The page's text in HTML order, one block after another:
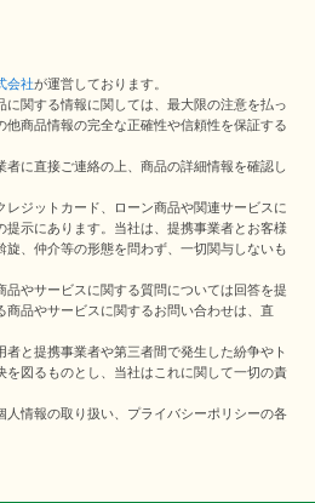
会社が運営しております。
に関する情報に関しては、最大限の注意を払っ
商品情報の完全な正確性や信頼性を保証する
者に直接ご連絡の上、商品の詳細情報を確認し
レジットカード、ローン商品や関連サービスに
示にあります。当社は、提携事業者とお客様
旋、仲介等の形態を問わず、一切関与しないも
品やサービスに関する質問については回答を提
品やサービスに関するお問い合わせは、直
者と提携事業者や第三者間で発生した紛争やト
を図るものとし、当社はこれに関して一切の責
人情報の取り扱い、プライバシーポリシーの各